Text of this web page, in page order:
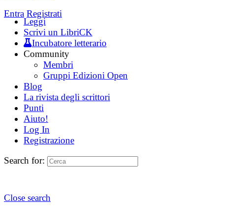
Entra Registrati
Leggi
Scrivi un LibriCK
Incubatore letterario
Community
Membri
Gruppi Edizioni Open
Blog
La rivista degli scrittori
Punti
Aiuto!
Log In
Registrazione
Search for:
Close search